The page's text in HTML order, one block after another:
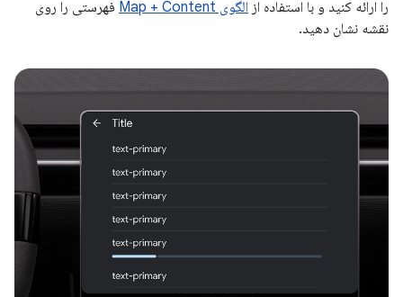
را ارائه کنید و با استفاده از الگوی Map + Content
فهرستی را روی
نقشه نشان دهید.